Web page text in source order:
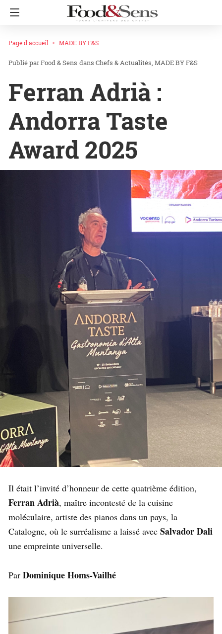
Page d'accueil MADE BY F&S
Food & Sens dans Chefs & Actualités MADE BY F&S
Ferran Adrià :
Andorra Taste
Award 2025
Il était l’invité d’honneur de cette quatrième édition,
Ferran Adrià, maître incontesté de la cuisine
moléculaire, artiste des pianos dans un pays, la
Catalogne, où le surréalisme a laissé avec Salvador Dali
une empreinte universelle.
Par Dominique Homs-Vailhé